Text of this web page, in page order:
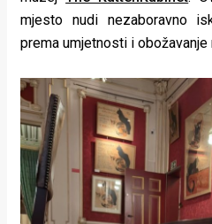
Ideje
rade
Urban
Places
Aktivizam
mjesto nudi nezaboravno
prema umjetnosti i